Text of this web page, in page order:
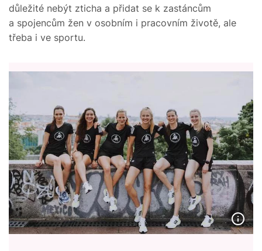
důležité nebýt zticha a přidat se k zastáncům
a spojencům žen v osobním i pracovním životě, ale
třeba i ve sportu.